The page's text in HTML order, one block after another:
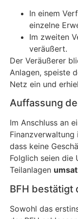
In einem
einzelne
Im zweiten
veräußert.
Der Veräußerer
Anlagen, speiste
Netz ein und
Auffassung
Im Anschluss an
Finanzverwaltung
dass keine
Folglich seien die
Teilanlagen
BFH bestätigt
Sowohl das